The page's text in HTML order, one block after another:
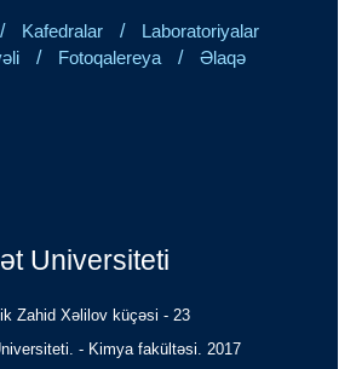
/ Kafedralar / Laboratoriyalar
/ Fotoqalereya / Əlaqə
Universiteti
Zahid Xəlilov küçəsi - 23
- Kimya fakültəsi. 2017